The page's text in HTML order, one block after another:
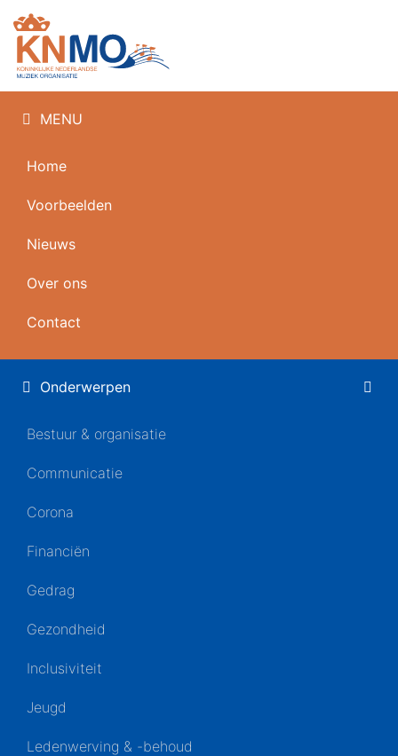
MENU
Home
Voorbeelden
Nieuws
Over ons
Contact
Onderwerpen
Bestuur & organisatie
Communicatie
Corona
Financiën
Gedrag
Gezondheid
Inclusiviteit
Jeugd
Ledenwerving & -behoud